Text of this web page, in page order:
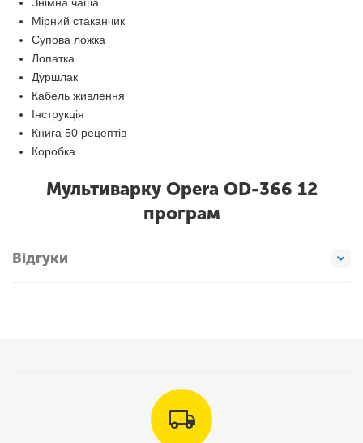
Мірний стаканчик
Супова ложка
Лопатка
Дуршлак
Кабель живлення
Інструкція
Книга 50 рецептів
Коробка
Мультиварку Opera OD-366 12
програм
Відгуки